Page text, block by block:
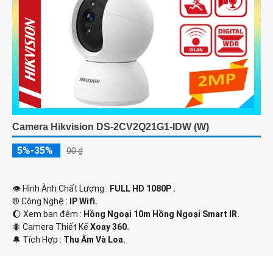
Camera Hikvision DS-2CV2Q21G1-IDW (W)
5%-35% 00 ₫
👁 Hình Ành Chất Lượng : FULL HD 1080P .
®️ Công Nghệ :
IP Wifi.
🌔 Xem ban đêm : Hồng Ngoại 10m Hồng Ngoại Smart IR.
🐜 Camera Thiết Kế Xoay 360.
️🔔 Tích Hợp : Thu Âm Và Loa.